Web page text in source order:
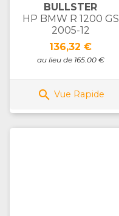
BULLSTER
HP BMW R 1200 GS
2005-12
Prix
136,32 €
au lieu de 165.00 €
 Vue Rapide